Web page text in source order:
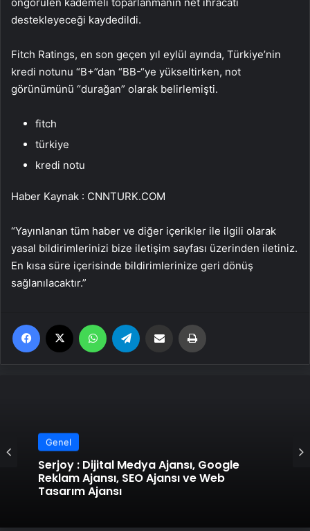
destekleyeceği kaydedildi.
Fitch Ratings, en son geçen yıl eylül ayında, Türkiye’nin
kredi notunu “B+”dan “BB-“ye yükseltirken, not
görünümünü “durağan” olarak belirlemişti.
fitch
türkiye
kredi notu
Haber Kaynak : CNNTURK.COM
“Yayınlanan tüm haber ve diğer içerikler ile ilgili olarak
yasal bildirimlerinizi bize iletişim sayfası üzerinden iletiniz.
En kısa süre içerisinde bildirimlerinize geri dönüş
sağlanılacaktır.”
Facebook WhatsApp Email'den paylaş
Genel
Serjoy : Dijital Medya Ajansı, Google
Reklam Ajansı, SEO Ajansı ve Web
Tasarım Ajansı